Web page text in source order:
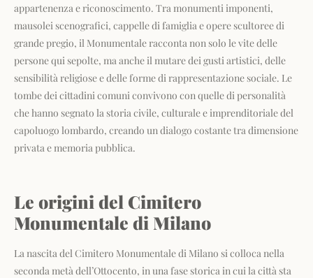
appartenenza e riconoscimento. Tra monumenti imponenti,
mausolei scenografici, cappelle di famiglia e opere scultoree di
grande pregio, il Monumentale racconta non solo le vite delle
persone qui sepolte, ma anche il mutare dei gusti artistici, delle
sensibilità religiose e delle forme di rappresentazione sociale. Le
tombe dei cittadini comuni convivono con quelle di personalità
che hanno segnato la storia civile, culturale e imprenditoriale del
capoluogo lombardo, creando un dialogo costante tra dimensione
privata e memoria pubblica.
Le origini del Cimitero
Monumentale di Milano
La nascita del Cimitero Monumentale di Milano si colloca nella
seconda metà dell’Ottocento, in una fase storica in cui la città sta